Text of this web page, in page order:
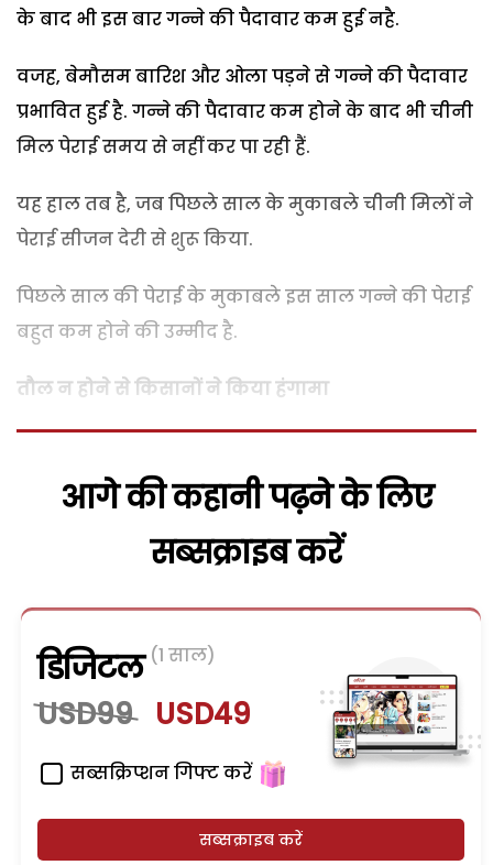
के बाद भी इस बार गन्ने की पैदावार कम हुई नहै.
वजह, बेमौसम बारिश और ओला पड़ने से गन्ने की पैदावार
प्रभावित हुई है. गन्ने की पैदावार कम होने के बाद भी चीनी
मिल पेराई समय से नहीं कर पा रही हैं.
यह हाल तब है, जब पिछले साल के मुकाबले चीनी मिलों ने
पेराई सीजन देरी से शुरू किया.
पिछले साल की पेराई के मुकाबले इस साल गन्ने की पेराई
बहुत कम होने की उम्मीद है.
तौल न होने से किसानों ने किया हंगामा
आगे की कहानी पढ़ने के लिए
सब्सक्राइब करें
डिजिटल (1 साल)
USD99 USD49
सब्सक्रिप्शन गिफ्ट करें
सब्सक्राइब करें